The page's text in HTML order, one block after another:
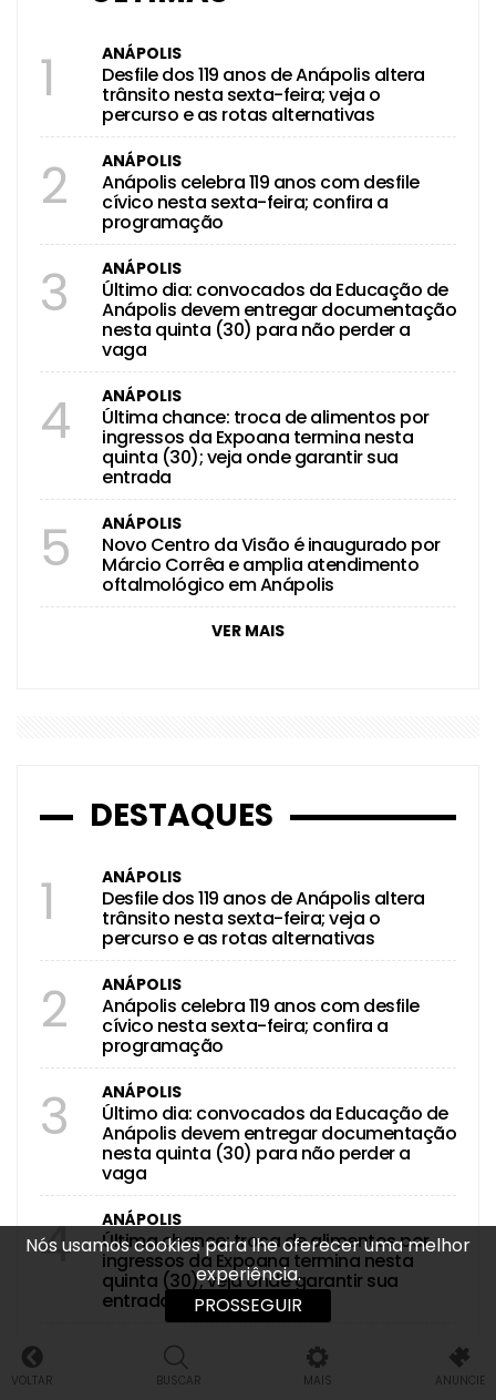
Nós usamos cookies para lhe oferecer uma melhor
experiência.
PROSSEGUIR
1 ANÁPOLIS
Desfile dos 119 anos de Anápolis altera
trânsito nesta sexta-feira; veja o
percurso e as rotas alternativas
2 ANÁPOLIS
Anápolis celebra 119 anos com desfile
cívico nesta sexta-feira; confira a
programação
3 ANÁPOLIS
Último dia: convocados da Educação de
Anápolis devem entregar documentação
nesta quinta (30) para não perder a
vaga
4 ANÁPOLIS
Última chance: troca de alimentos por
ingressos da Expoana termina nesta
quinta (30); veja onde garantir sua
entrada
5 ANÁPOLIS
Novo Centro da Visão é inaugurado por
Márcio Corrêa e amplia atendimento
oftalmológico em Anápolis
VER MAIS
DESTAQUES
1 ANÁPOLIS
Desfile dos 119 anos de Anápolis altera
trânsito nesta sexta-feira; veja o
percurso e as rotas alternativas
2 ANÁPOLIS
Anápolis celebra 119 anos com desfile
cívico nesta sexta-feira; confira a
programação
3 ANÁPOLIS
Último dia: convocados da Educação de
Anápolis devem entregar documentação
nesta quinta (30) para não perder a
vaga
4 ANÁPOLIS
Última chance: troca de alimentos por
ingressos da Expoana termina nesta
quinta (30); veja onde garantir sua
entrada
5 ANÁPOLIS
Novo Centro da Visão é inaugurado por
Márcio Corrêa e amplia atendimento
VOLTAR BUSCAR MAIS ANUNCIE